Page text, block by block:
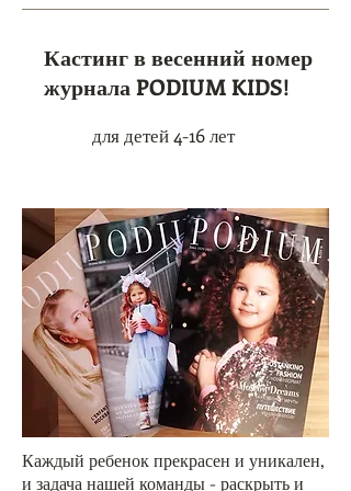
Кастинг в весенний номер
журнала PODIUM KIDS!
для детей 4-16 лет
Каждый ребенок прекрасен и уникален,
и задача нашей команды - раскрыть и